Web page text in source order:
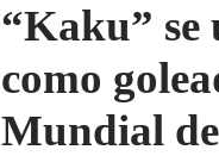
“Kaku” se
como
Mundial